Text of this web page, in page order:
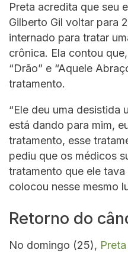
Preta acredita que seu
Gilberto Gil voltar para
internado para tratar
crônica. Ela contou
“Drão” e “Aquele
tratamento.
“Ele deu uma desistida
está dando para mim,
tratamento, esse
pediu que os médicos
tratamento que ele
colocou nesse mesmo
Retorno do
No domingo (25),